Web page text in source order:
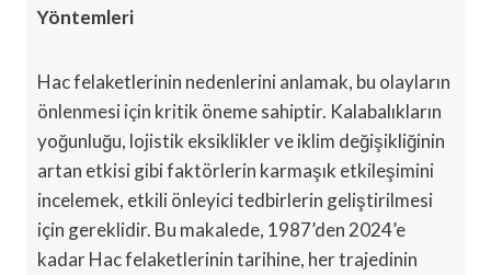
Yöntemleri
Hac felaketlerinin nedenlerini anlamak, bu olayların
önlenmesi için kritik öneme sahiptir. Kalabalıkların
yoğunluğu, lojistik eksiklikler ve iklim değişikliğinin
artan etkisi gibi faktörlerin karmaşık etkileşimini
incelemek, etkili önleyici tedbirlerin geliştirilmesi
için gereklidir. Bu makalede, 1987’den 2024’e
kadar Hac felaketlerinin tarihine, her trajedinin